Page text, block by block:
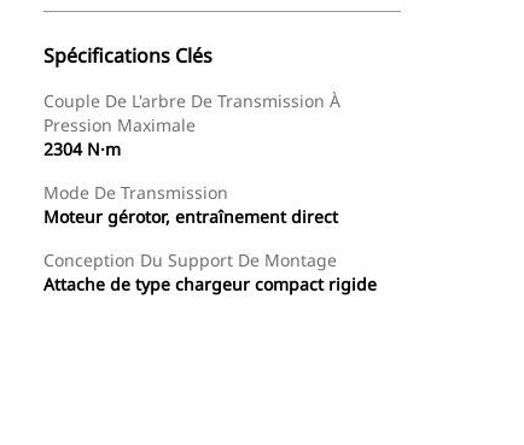
Spécifications Clés
Couple De L'arbre De Transmission À
Pression Maximale
2304 N·m
Mode De Transmission
Moteur gérotor, entraînement direct
Conception Du Support De Montage
Attache de type chargeur compact rigide